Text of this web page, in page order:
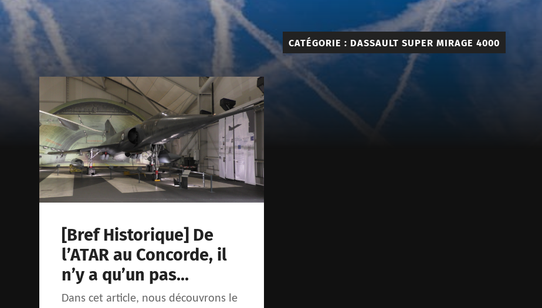
Seven
CATÉGORIE : DASSAULT SUPER MIRAGE 4000
[Bref Historique] De
l’ATAR au Concorde, il
n’y a qu’un pas…
Dans cet article, nous découvrons le